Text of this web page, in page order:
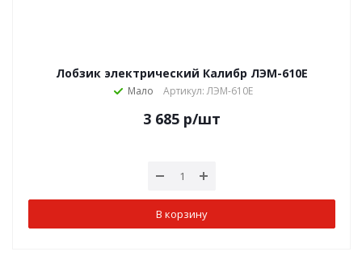
Лобзик электрический Калибр ЛЭМ-610Е
Мало Артикул: ЛЭМ-610Е
3 685 р/шт
В корзину